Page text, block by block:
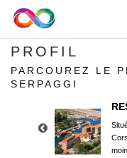
PROFIL
PARCOUREZ LE
SERPAGGI